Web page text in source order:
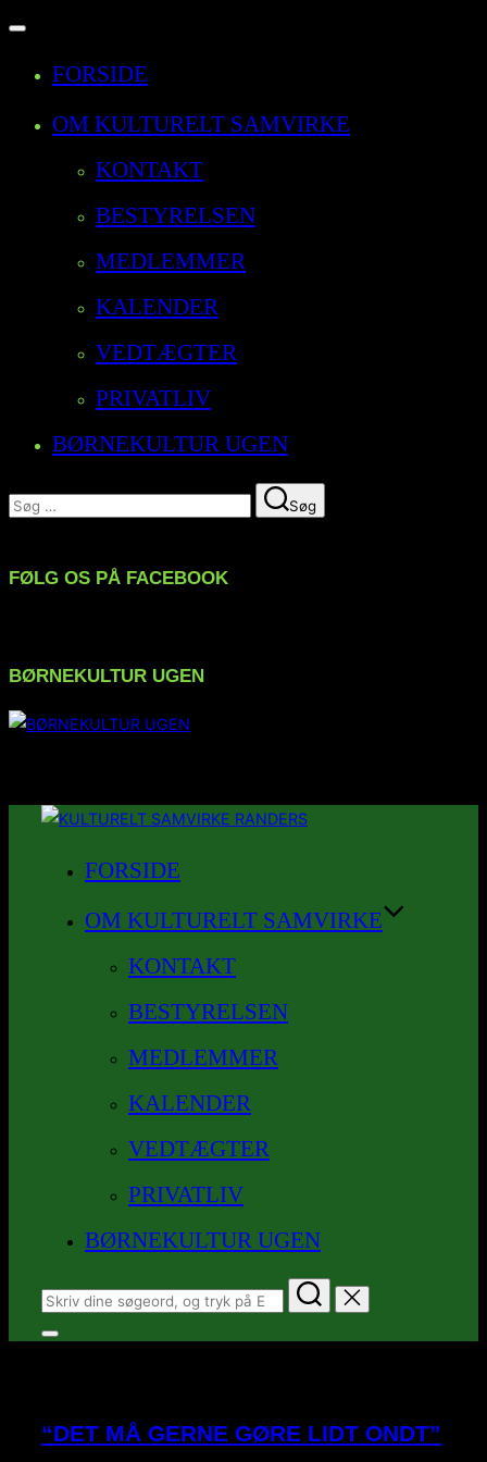
Slå
til/fraFORSIDE
OM KULTURELT SAMVIRKE
KONTAKT
BESTYRELSEN
MEDLEMMER
KALENDER
VEDTÆGTER
PRIVATLIV
BØRNEKULTUR UGEN
Søg
efter:
Søg
FØLG OS PÅ FACEBOOK
BØRNEKULTUR UGEN
Videre
FORSIDE
OM KULTURELT SAMVIRKE
KONTAKT
BESTYRELSEN
MEDLEMMER
KALENDER
VEDTÆGTER
PRIVATLIV
BØRNEKULTUR UGEN
Søg
efter:
Slå
“DET MÅ GERNE GØRE LIDT ONDT”